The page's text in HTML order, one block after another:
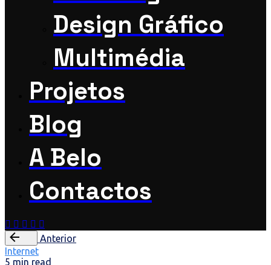
Design Gráfico
Multimédia
Projetos
Blog
A Belo
Contactos
Anterior
Internet
5 min read